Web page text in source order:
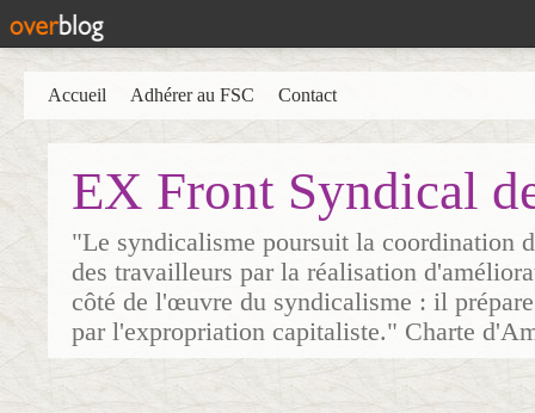
EX Front Syndical
"Le syndicalisme poursuit la coordination
des travailleurs par la réalisation
côté de l'œuvre du syndicalisme : il
par l'expropriation capitaliste." Charte
Accueil Adhérer au FSC Contact